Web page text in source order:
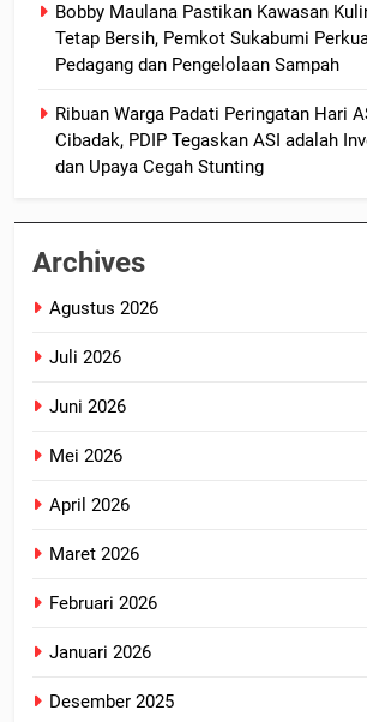
Bobby Maulana Pastikan Kawasan
Tetap Bersih, Pemkot Sukabumi
Pedagang dan Pengelolaan Sampah
Ribuan Warga Padati Peringatan Hari
Cibadak, PDIP Tegaskan ASI adalah
dan Upaya Cegah Stunting
Archives
Agustus 2026
Juli 2026
Juni 2026
Mei 2026
April 2026
Maret 2026
Februari 2026
Januari 2026
Desember 2025